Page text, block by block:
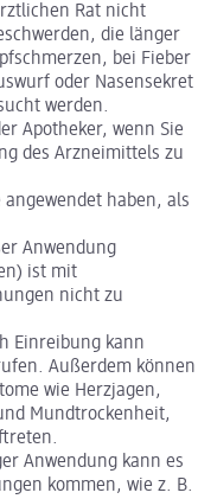
Rat nicht
die länger
bei Fieber
oder Nasensekret
werden.
Apotheker, wenn Sie
des Arzneimittels zu
haben, als
Anwendung
ist mit
nicht zu
Einreibung kann
Außerdem können
wie Herzjagen,
Mundtrockenheit,
Anwendung kann es
kommen, wie z. B.